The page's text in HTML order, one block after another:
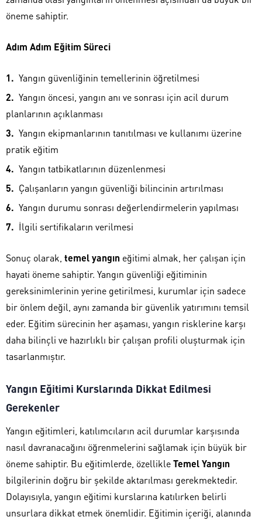
öneme sahiptir.
Adım Adım Eğitim Süreci
Yangın güvenliğinin temellerinin öğretilmesi
Yangın öncesi, yangın anı ve sonrası için acil durum
planlarının açıklanması
Yangın ekipmanlarının tanıtılması ve kullanımı üzerine
pratik eğitim
Yangın tatbikatlarının düzenlenmesi
Çalışanların yangın güvenliği bilincinin artırılması
Yangın durumu sonrası değerlendirmelerin yapılması
İlgili sertifikaların verilmesi
Sonuç olarak, temel yangın eğitimi almak, her çalışan için
hayati öneme sahiptir. Yangın güvenliği eğitiminin
gereksinimlerinin yerine getirilmesi, kurumlar için sadece
bir önlem değil, aynı zamanda bir güvenlik yatırımını temsil
eder. Eğitim sürecinin her aşaması, yangın risklerine karşı
daha bilinçli ve hazırlıklı bir çalışan profili oluşturmak için
tasarlanmıştır.
Yangın Eğitimi Kurslarında Dikkat Edilmesi
Gerekenler
Yangın eğitimleri, katılımcıların acil durumlar karşısında
nasıl davranacağını öğrenmelerini sağlamak için büyük bir
öneme sahiptir. Bu eğitimlerde, özellikleTemel Yangın
bilgilerinin doğru bir şekilde aktarılması gerekmektedir.
Dolayısıyla, yangın eğitimi kurslarına katılırken belirli
unsurlara dikkat etmek önemlidir. Eğitimin içeriği, alanında